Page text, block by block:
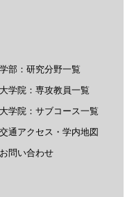
学部：研究分野一覧
大学院：専攻教員一覧
大学院：サブコース一覧
交通アクセス・学内地図
お問い合わせ